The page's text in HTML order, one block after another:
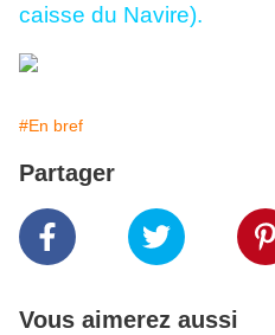
caisse du Navire).
#En bref
Partager
Vous aimerez aussi